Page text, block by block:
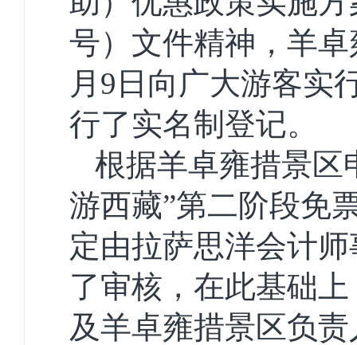
号）文件精神，羊
月9日向广大游客实
行了实名制登记。
根据羊卓雍措景区
游西藏”第二阶段免
定由拉萨思洋会计
了审核，在此基础
及羊卓雍措景区负